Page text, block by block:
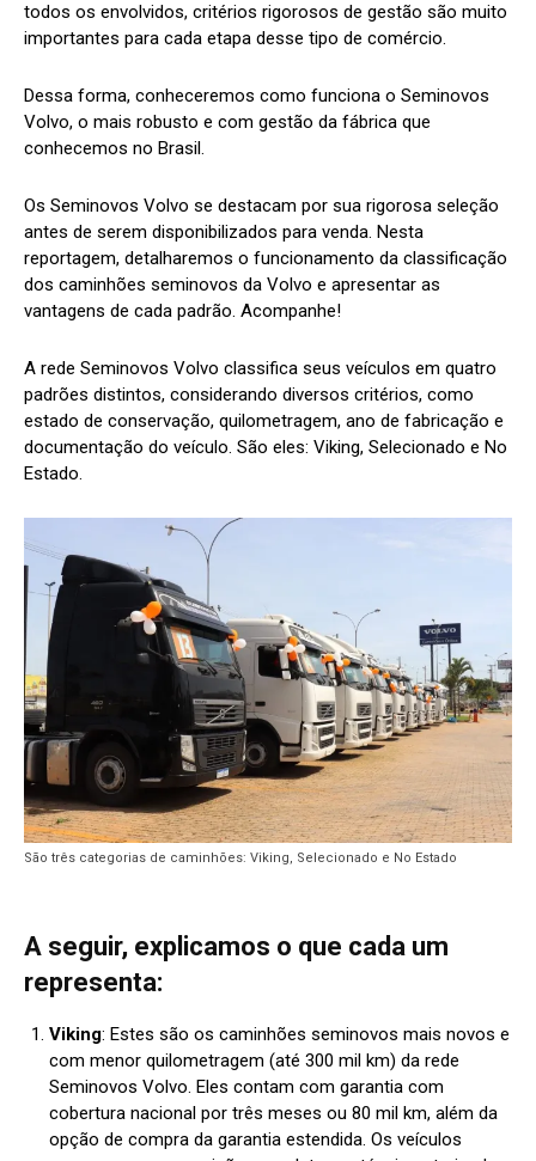
todos os envolvidos, critérios rigorosos de gestão são muito
importantes para cada etapa desse tipo de comércio.
Dessa forma, conheceremos como funciona o Seminovos
Volvo, o mais robusto e com gestão da fábrica que
conhecemos no Brasil.
Os Seminovos Volvo se destacam por sua rigorosa seleção
antes de serem disponibilizados para venda. Nesta
reportagem, detalharemos o funcionamento da classificação
dos caminhões seminovos da Volvo e apresentar as
vantagens de cada padrão. Acompanhe!
A rede Seminovos Volvo classifica seus veículos em quatro
padrões distintos, considerando diversos critérios, como
estado de conservação, quilometragem, ano de fabricação e
documentação do veículo. São eles: Viking, Selecionado e No
Estado.
São três categorias de caminhões: Viking, Selecionado e No Estado
A seguir, explicamos o que cada um
representa:
Viking: Estes são os caminhões seminovos mais novos e
com menor quilometragem (até 300 mil km) da rede
Seminovos Volvo. Eles contam com garantia com
cobertura nacional por três meses ou 80 mil km, além da
opção de compra da garantia estendida. Os veículos